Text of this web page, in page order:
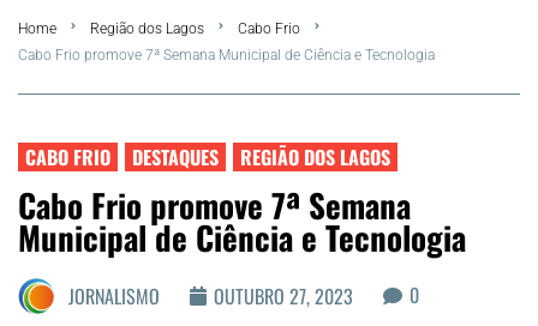
FLA Araru 2026
Região dos Lagos
Agenda Cultural
Colunistas
Home Região dos Lagos
Cabo Frio
Cabo Frio promove 7ª Semana Municipal de Ciência e Tecnologia
CABO FRIO DESTAQUES REGIÃO DOS LAGOS
Cabo Frio promove 7ª Semana
Municipal de Ciência e Tecnologia
JORNALISMO OUTUBRO 27, 2023 0